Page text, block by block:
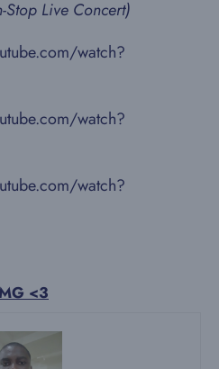
Live Concert)
watch?
watch?
watch?
<3